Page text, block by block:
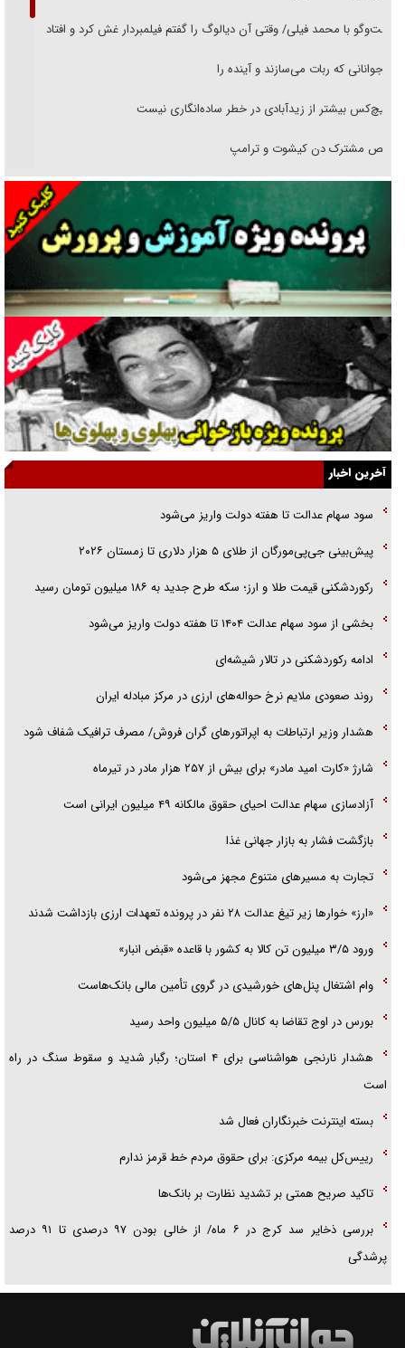
گفت‌وگو با محمد فیلی/ وقتی آن دیالوگ را گفتم فیلمبردار غش کرد و افتاد
نوجوانانی که ربات می‌سازند و آینده را
هیچ‌کس بیشتر از زیدآبادی در خطر ساده‌انگاری نیست
رقص مشترک دن کیشوت و ترامپ
دنده دولت به واگذاری مسئله‌دار ایران‌خودرو/ خصوصی‌سازی یا انحصار؟
غریزه‌ی بقا و آقای باقی و رفقا
جراحی‌های زیبایی با مدرک فوق‌دیپلم! + گفت‌وگو با متهم
گفت‌وگو با همسر یکی از شهدای جنگ رمضان/ پیکر بی‌سر شهید را از
انگشت‌های پا شناسایی کردیم
نسلی که آنلاین الگو می‌گیرد
گفت‌وگو با آیت‌الله جاودان/ جفای مخالفان مکانت معنوی رهبر شهید را
ارتقا می‌داد
راننده مست به قانون می‌خندد
همه آقای دوربینی شده‌ایم!
قصه ناتمام سرویس مدارس
آیا مقاومت فلسطین خلع‌سلاح می‌شود؟
آخرین اخبار
سود سهام عدالت تا هفته دولت واریز می‌شود
پیش‌بینی جی‌پی‌مورگان از طلای ۵ هزار دلاری تا زمستان ۲۰۲۶
رکوردشکنی قیمت طلا و ارز؛ سکه طرح جدید به ۱۸۶ میلیون تومان رسید
بخشی از سود سهام عدالت ۱۴۰۴ تا هفته دولت واریز می‌شود
ادامه رکوردشکنی در تالار شیشه‌ای
روند صعودی ملایم نرخ حواله‌های ارزی در مرکز مبادله ایران
هشدار وزیر ارتباطات به اپراتورهای گران فروش/ مصرف ترافیک شفاف شود
شارژ «کارت امید مادر» برای بیش از ۲۵۷ هزار مادر در تیرماه
آزادسازی سهام عدالت احیای حقوق مالکانه ۴۹ میلیون ایرانی است
بازگشت فشار به بازار جهانی غذا
تجارت به مسیر‌های متنوع مجهز می‌شود
«ارز» خوار‌ها زیر تیغ عدالت ۲۸ نفر در پرونده تعهدات ارزی بازداشت شدند
ورود ۳/۵ میلیون تن کالا به کشور با قاعده «قبض انبار»
وام اشتغال پنل‌های خورشیدی در گروی تأمین مالی بانک‌هاست
بورس در اوج تقاضا به کانال ۵/۵ میلیون واحد رسید
هشدار نارنجی هواشناسی برای ۴ استان؛ رگبار شدید و سقوط سنگ در راه
است
بسته اینترنت خبرنگاران فعال شد
رییس‌کل بیمه مرکزی: برای حقوق مردم خط قرمز ندارم
تاکید صریح همتی بر تشدید نظارت بر بانک‌ها
بررسی ذخایر سد کرج در ۶ ماه/ از خالی بودن ۹۷ درصدی تا ۹۱ درصد
پرشدگی